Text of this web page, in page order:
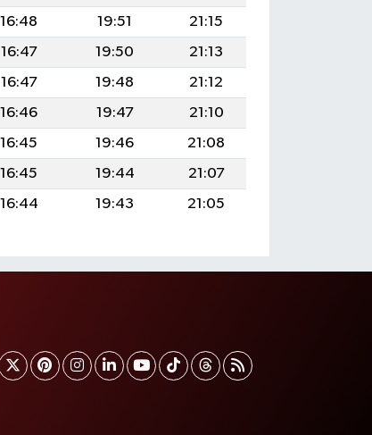
16:48 19:51
21:15
16:47 19:50
21:13
16:47 19:48
21:12
16:46 19:47
21:10
16:45 19:46
21:08
16:45 19:44
21:07
16:44 19:43 21:05